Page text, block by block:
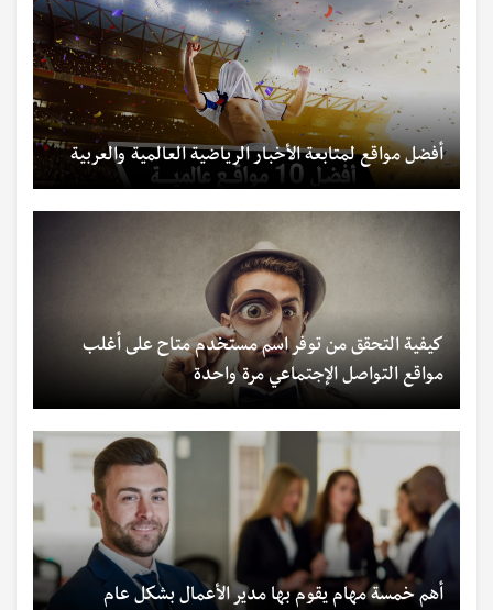
أفضل مواقع لمتابعة الأخبار الرياضية العالمية والعربية
كيفية التحقق من توفر اسم مستخدم متاح على أغلب
مواقع التواصل الإجتماعي مرة واحدة
أهم خمسة مهام يقوم بها مدير الأعمال بشكل عام